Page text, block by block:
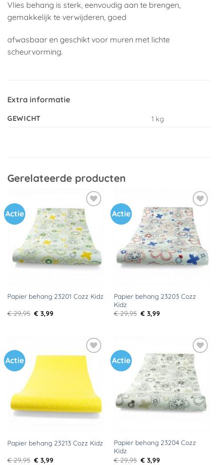
Vlies behang is sterk, eenvoudig aan te brengen,
gemakkelijk te verwijderen, goed
afwasbaar en geschikt voor muren met lichte
scheurvorming.
Extra informatie
GEWICHT 1 kg
Gerelateerde producten
Actie
Toevoegen
aan
verlanglijst
Papier behang 23201 Cozz Kidz
€29,95 Oorspronkelijke
prijs
€ 3,99Huidige
Actie
Toevoegen
aan
verlanglijst
Papier behang 23203 Cozz
Kidz
€29,95 Oorspronkelijke
prijs
€ 3,99Huidige
Actie
Toevoegen
aan
verlanglijst
Papier behang 23213 Cozz Kidz
€29,95 Oorspronkelijke
€ 3,99Huidige
Actie
Toevoegen
aan
verlanglijst
Papier behang 23204 Cozz
Kidz
€29,95 Oorspronkelijke
€ 3,99Huidige